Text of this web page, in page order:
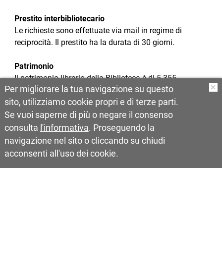
Prestito interbibliotecario
Le richieste sono effettuate via mail in regime di
reciprocità. Il prestito ha la durata di 30 giorni.
Patrimonio
Il patrimonio librario della Biblioteca è di 5.355
documenti, così suddiviso
4458 voll (di cui 591 Sezione ragazzi)
859 documentazione archivistica
22 documenti elettronici (tra cd e dvd)
5 videocassette
88 foto – 1 cartageografica
Per migliorare la tua navigazione su questo
sito, utilizziamo cookie propri e di terze parti.
Se vuoi saperne di più o negare il consenso
consulta l'informativa. Proseguendo la
navigazione nel sito o cliccando su chiudi
acconsenti all'uso dei cookie.